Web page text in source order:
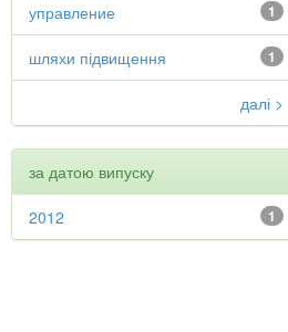
1
управление
1
шляхи підвищення
далі >
за датою випуску
1
2012